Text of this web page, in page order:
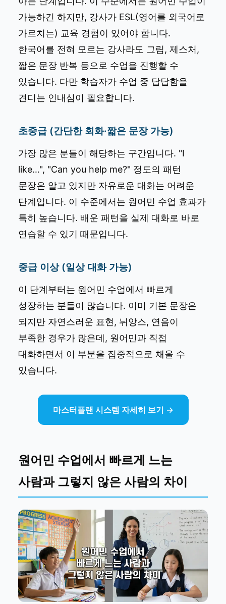
가능하긴 하지만, 강사가 ESL(영어를 외국어로
가르치는) 교육 경험이 있어야 합니다.
한국어를 전혀 모르는 강사라도 그림, 제스처,
짧은 문장 반복 등으로 수업을 진행할 수
있습니다. 다만 학습자가 수업 중 답답함을
견디는 인내심이 필요합니다.
초중급 (간단한 회화·짧은 문장 가능)
가장 많은 분들이 해당하는 구간입니다. "I
like…", "Can you help me?" 정도의 패턴
문장은 알고 있지만 자유로운 대화는 어려운
단계입니다. 이 수준에서는 원어민 수업 효과가
특히 높습니다. 배운 패턴을 실제 대화로 바로
연습할 수 있기 때문입니다.
중급 이상 (일상 대화 가능)
이 단계부터는 원어민 수업에서 빠르게
성장하는 분들이 많습니다. 이미 기본 문장은
되지만 자연스러운 표현, 뉘앙스, 연음이
부족한 경우가 많은데, 원어민과 직접
대화하면서 이 부분을 집중적으로 채울 수
있습니다.
마스터플랜 시스템 자세히 보기 →
원어민 수업에서 빠르게 느는
사람과 그렇지 않은 사람의 차이